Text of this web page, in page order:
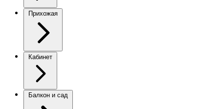
Прихожая
Кабинет
Балкон и сад